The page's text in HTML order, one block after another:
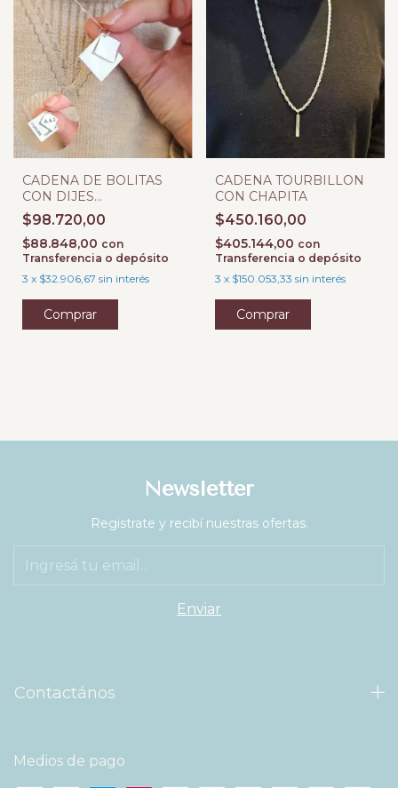
CADENA DE BOLITAS
CON DIJES
CUADRADOS
$98.720,00
$88.848,00 con
Transferencia o depósito
3 x $32.906,67 sin interés
CADENA TOURBILLON
CON CHAPITA
$450.160,00
$405.144,00 con
Transferencia o depósito
3 x $150.053,33 sin interés
Newsletter
Registrate y recibí nuestras ofertas.
Contactános
Medios de pago